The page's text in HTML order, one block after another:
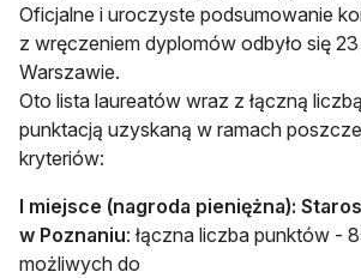
Oficjalne i uroczyste podsumowanie
z wręczeniem dyplomów odbyło się
Warszawie.
Oto lista laureatów wraz z łączną
punktacją uzyskaną w ramach
kryteriów:
I miejsce (nagroda pieniężna):
w Poznaniu: łączna liczba punktów -
możliwych do